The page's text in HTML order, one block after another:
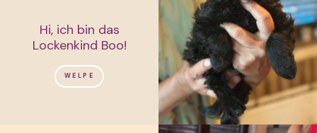
Hi, ich bin das
Lockenkind Boo!
WELPE